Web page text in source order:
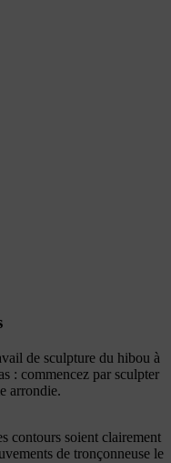
de sculpture du hibou à
: commencez par sculpter
arrondie.
contours soient clairement
de tronçonneuse le